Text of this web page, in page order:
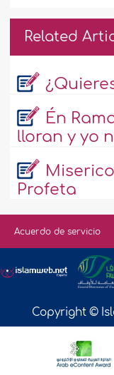
Related
Én
lloran y yo
Profeta
Acuerdo de servicio
Copyright ©